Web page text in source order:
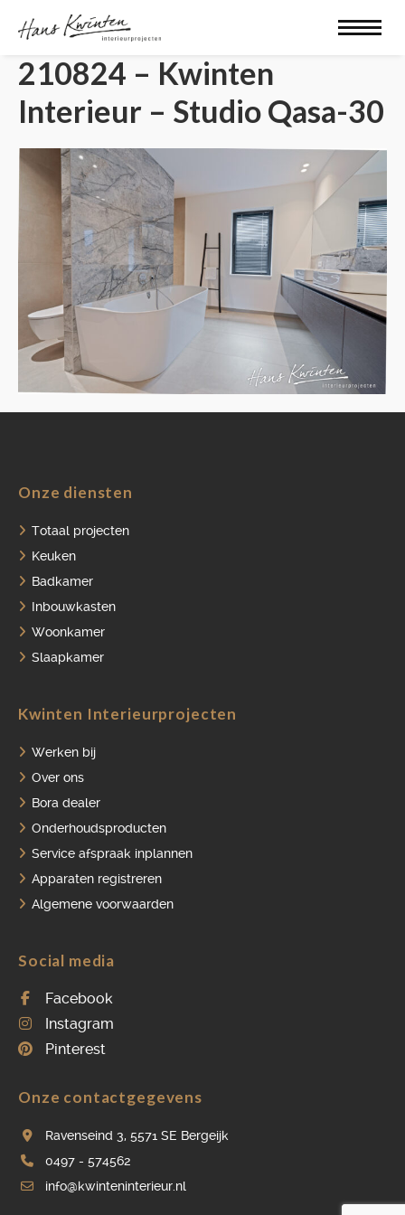
210824 – Kwinten
Interieur – Studio Qasa-30
Onze diensten
Totaal projecten
Keuken
Badkamer
Inbouwkasten
Woonkamer
Slaapkamer
Kwinten Interieurprojecten
Werken bij
Over ons
Bora dealer
Onderhoudsproducten
Service afspraak inplannen
Apparaten registreren
Algemene voorwaarden
Social media
Facebook
Instagram
Pinterest
Onze contactgegevens
Ravenseind 3, 5571 SE Bergeijk
0497 - 574562
info@kwinteninterieur.nl
ONDERHOUDSPRODUCTEN